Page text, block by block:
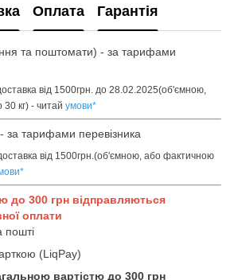
Оплата Гарантія
та поштомати) - за тарифами
від 1500грн. до 28.02.2025(об'ємною,
кг) - читай умови*
за тарифами перевізника
від 1500грн.(об'ємною, або фактичною
*
до 300 грн відправляються
оплати
пошті
(LiqPay)
вартістю до 300 грн